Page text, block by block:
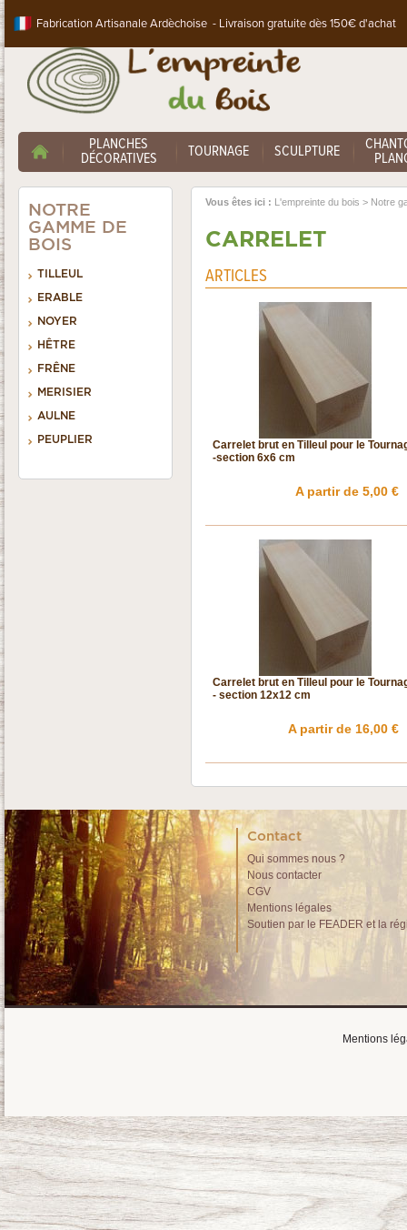
Fabrication Artisanale Ardèchoise - Livraison gratuite dès 150€ d'achat
PLANCHES
DÉCORATIVES TOURNAGE SCULPTURE
NOTRE
GAMME DE
BOIS
TILLEUL
ERABLE
NOYER
HÊTRE
FRÊNE
MERISIER
AULNE
PEUPLIER
Vous êtes ici : L'empreinte du bois > Notre
CARRELET
ARTICLES
Carrelet brut en Tilleul pour le
-section 6x6 cm
A partir de 5,00 €
Carrelet brut en Tilleul pour le
- section 12x12 cm
A partir de 16,00 €
Contact
Qui sommes nous ?
Nous contacter
CGV
Mentions légales
Soutien par le FEADER et la
Mentions